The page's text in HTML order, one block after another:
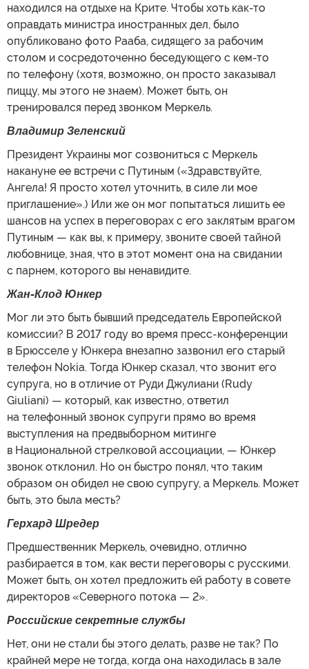
находился на отдыхе на Крите. Чтобы хоть как-то
оправдать министра иностранных дел, было
опубликовано фото Рааба, сидящего за рабочим
столом и сосредоточенно беседующего с кем-то
по телефону (хотя, возможно, он просто заказывал
пиццу, мы этого не знаем). Может быть, он
тренировался перед звонком Меркель.
Владимир Зеленский
Президент Украины мог созвониться с Меркель
накануне ее встречи с Путиным («Здравствуйте,
Ангела! Я просто хотел уточнить, в силе ли мое
приглашение».) Или же он мог попытаться лишить ее
шансов на успех в переговорах с его заклятым врагом
Путиным — как вы, к примеру, звоните своей тайной
любовнице, зная, что в этот момент она на свидании
с парнем, которого вы ненавидите.
Жан-Клод Юнкер
Мог ли это быть бывший председатель Европейской
комиссии? В 2017 году во время пресс-конференции
в Брюсселе у Юнкера внезапно зазвонил его старый
телефон Nokia. Тогда Юнкер сказал, что звонит его
супруга, но в отличие от Руди Джулиани (Rudy
Giuliani) — который, как известно, ответил
на телефонный звонок супруги прямо во время
выступления на предвыборном митинге
в Национальной стрелковой ассоциации, — Юнкер
звонок отклонил. Но он быстро понял, что таким
образом он обидел не свою супругу, а Меркель. Может
быть, это была месть?
Герхард Шредер
Предшественник Меркель, очевидно, отлично
разбирается в том, как вести переговоры с русскими.
Может быть, он хотел предложить ей работу в совете
директоров «Северного потока — 2».
Российские секретные службы
Нет, они не стали бы этого делать, разве не так? По
крайней мере не тогда, когда она находилась в зале